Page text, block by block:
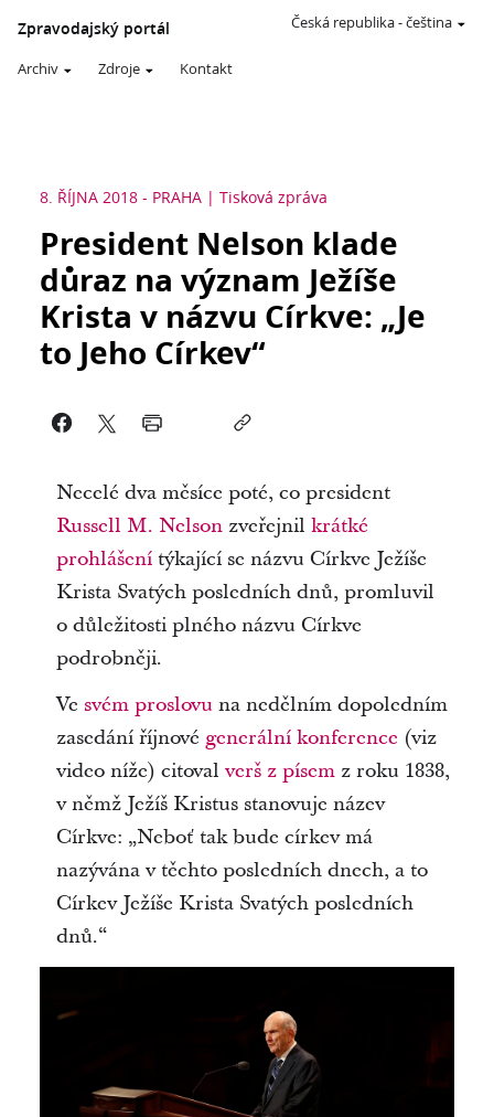
Zpravodajský portál
Archiv Zdroje Kontakt
Česká republika-čeština
8. ŘÍJNA 2018 - PRAHA Tisková zpráva
President Nelson klade
důraz na význam Ježíše
Krista v názvu Církve: „Je
to Jeho Církev“
Necelé dva měsíce poté, co president
Russell M. Nelsonzveřejnil krátké
prohlášenítýkající se názvu Církve Ježíše
Krista Svatých posledních dnů, promluvil
o důležitosti plného názvu Církve
podrobněji.
Ve svém proslovu na nedělním dopoledním
zasedání říjnové generální konference (viz
video níže) citoval verš z písemz roku 1838,
v němž Ježíš Kristus stanovuje název
Církve: „Neboť tak bude církev má
nazývána v těchto posledních dnech, a to
Církev Ježíše Krista Svatých posledních
dnů.“